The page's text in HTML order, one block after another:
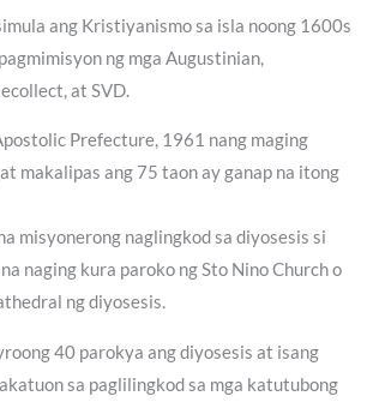
ang Kristiyanismo sa isla noong 1600s
ng mga Augustinian,
at SVD.
Prefecture, 1961 nang maging
makalipas ang 75 taon ay ganap na itong
misyonerong naglingkod sa diyosesis si
naging kura paroko ng Sto Nino Church o
ng diyosesis.
40 parokya ang diyosesis at isang
sa paglilingkod sa mga katutubong